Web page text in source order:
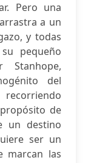
Pero una
a un
y todas
pequeño
Stanhope,
del
recorriendo
de
un destino
ser un
marcan las